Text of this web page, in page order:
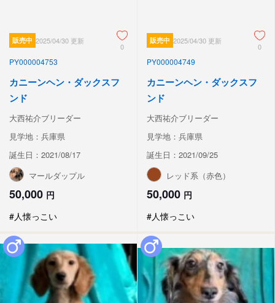
販売中 2025/04/30 更新
0
PY000004753
カニーンヘン・ダックスフ
ンド
大西祐介ブリーダー
見学地：兵庫県
誕生日：2021/08/17
マールダップル
50,000 円
#人懐っこい
販売中 2025/04/30 更新
0
PY000004749
カニーンヘン・ダックスフ
ンド
大西祐介ブリーダー
見学地：兵庫県
誕生日：2021/09/25
レッド系（赤色）
50,000 円
#人懐っこい